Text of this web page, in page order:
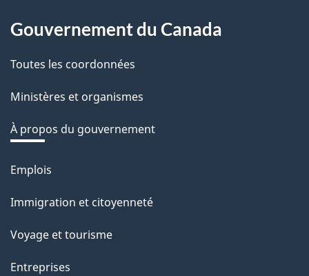
About
this
site
Gouvernement du Canada
Toutes les coordonnées
Ministères et organismes
À propos du gouvernement
Thèmes
sujets
Emplois
Immigration et citoyenneté
Voyage et tourisme
Entreprises